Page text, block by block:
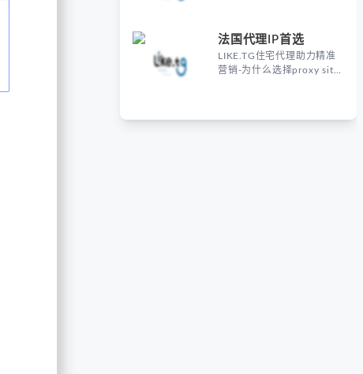
法国代理IP首选
LIKE.TG住宅代理助力精准
营销-为什么选择proxy site